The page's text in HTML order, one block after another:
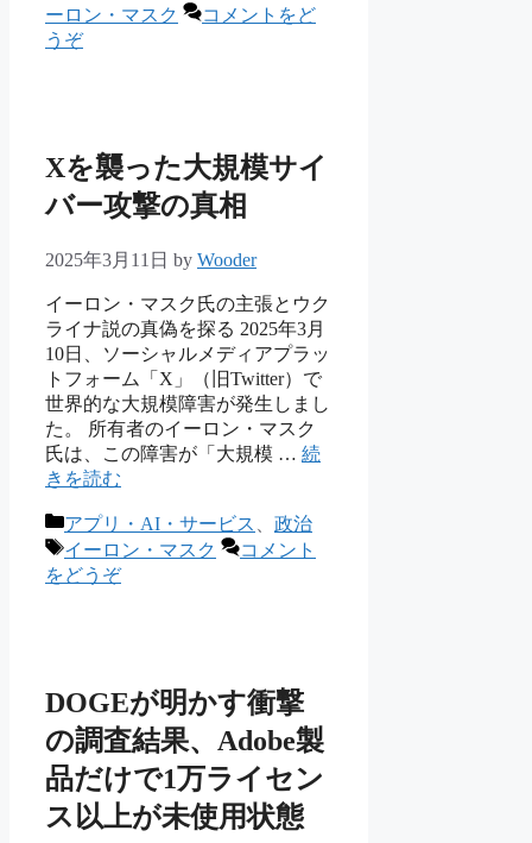
テ
ゴ
グ
ーロン・マスク
コメントをど
うぞ
Xを襲った大規模サイ
バー攻撃の真相
2025年3月11日 by Wooder
イーロン・マスク氏の主張とウク
ライナ説の真偽を探る 2025年3月
10日、ソーシャルメディアプラッ
トフォーム「X」（旧Twitter）で
世界的な大規模障害が発生しまし
た。 所有者のイーロン・マスク
氏は、この障害が「大規模 … 続
きを読む
カ
テ
ゴ
アプリ・AI・サービス
政治
タ
グ
イーロン・マスク
コメント
をどうぞ
DOGEが明かす衝撃
の調査結果、Adobe製
品だけで1万ライセン
ス以上が未使用状態